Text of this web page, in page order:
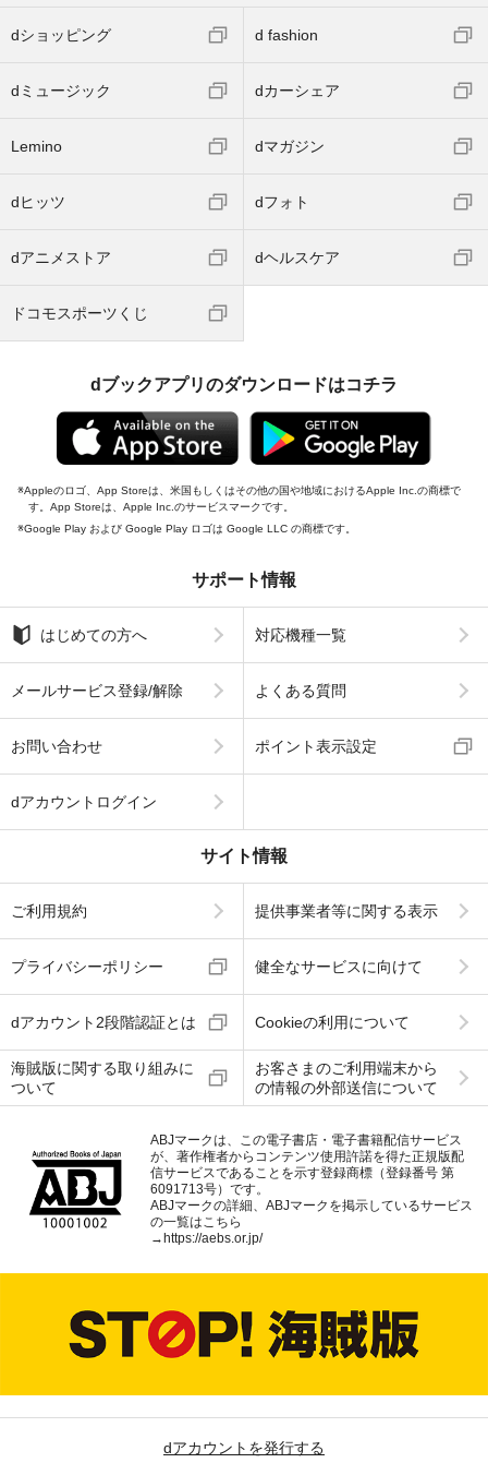
dショッピング d fashion
dミュージック dカーシェア
Lemino dマガジン
dヒッツ dフォト
dアニメストア dヘルスケア
ドコモスポーツくじ
dブックアプリのダウンロードはコチラ
Appleのロゴ、App Storeは、米国もしくはその他の国や地域におけるApple Inc.の商標で
す。App Storeは、Apple Inc.のサービスマークです。
Google Play および Google Play ロゴは Google LLC の商標です。
サポート情報
はじめての方へ 対応機種一覧
メールサービス登録/解除 よくある質問
お問い合わせ ポイント表示設定
dアカウントログイン
サイト情報
ご利用規約 提供事業者等に関する表示
プライバシーポリシー 健全なサービスに向けて
dアカウント2段階認証とは Cookieの利用について
海賊版に関する取り組みに
ついて
お客さまのご利用端末から
の情報の外部送信について
ABJマークは、この電子書店・電子書籍配信サービス
が、著作権者からコンテンツ使用許諾を得た正規版配
信サービスであることを示す登録商標（登録番号 第
6091713号）です。
ABJマークの詳細、ABJマークを掲示しているサービス
の一覧はこちら
→ https://aebs.or.jp/
dアカウントを発行する